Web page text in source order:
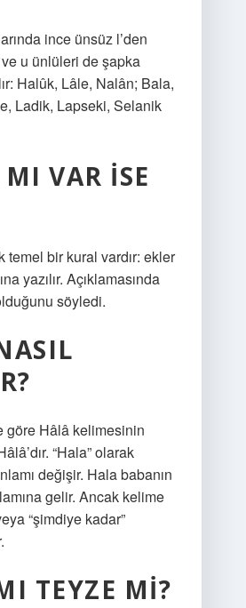
ince ünsüz l’den
u ünlüleri de şapka
Halûk, Lâle, Nalân; Bala,
Ladik, Lapseki, Selanik
VAR ISE
temel bir kural vardır: ekler
yazılır. Açıklamasında
söyledi.
göre Hâlâ kelimesinin
“Hala” olarak
değişir. Hala babanın
gelir. Ancak kelime
“şimdiye kadar”
TEYZE MI?